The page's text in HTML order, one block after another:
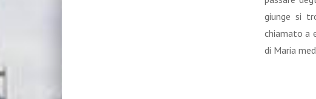
giunge si
chiamato a
di Maria